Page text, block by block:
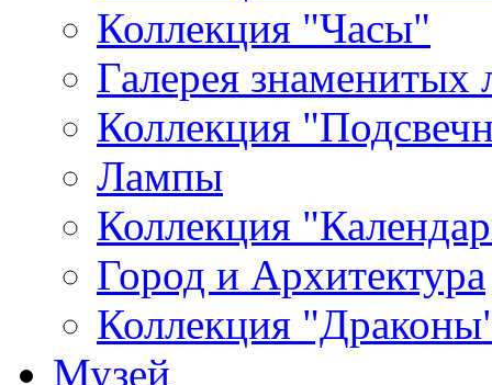
Коллекция "Часы"
Галерея знаменитых
Коллекция
Лампы
Коллекция
Город и Архитектура
Коллекция
Музей